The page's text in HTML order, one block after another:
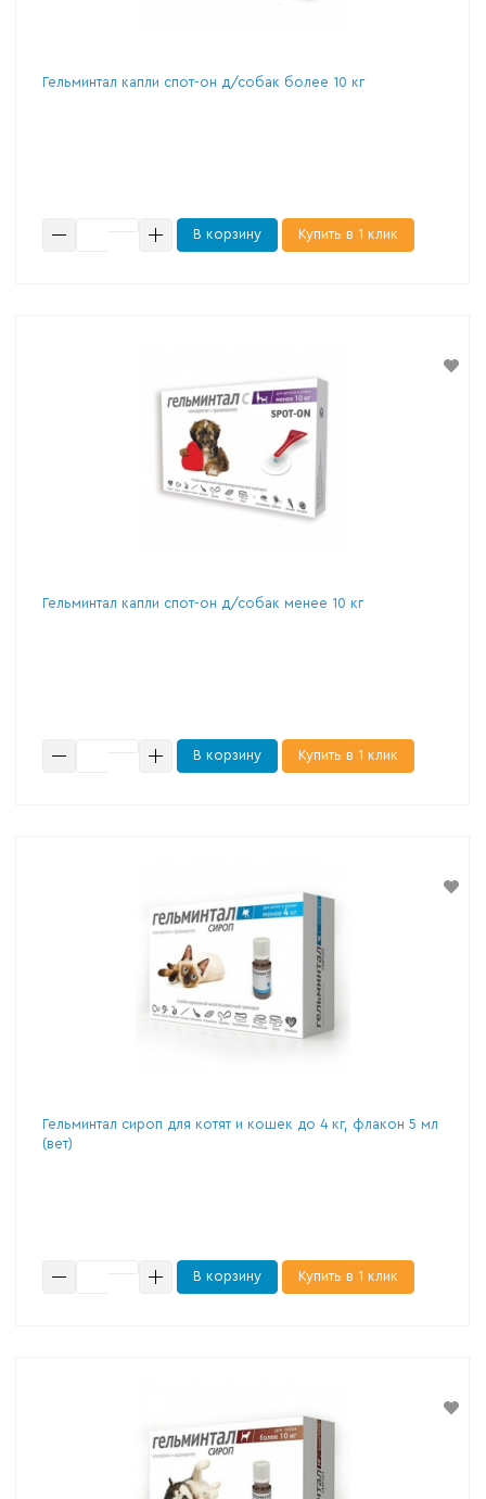
Гельминтал капли спот-он д/собак более 10 кг
В корзину Купить в 1 клик
Гельминтал капли спот-он д/собак менее 10 кг
В корзину Купить в 1 клик
Гельминтал сироп для котят и кошек до 4 кг, флакон 5 мл
(вет)
В корзину Купить в 1 клик